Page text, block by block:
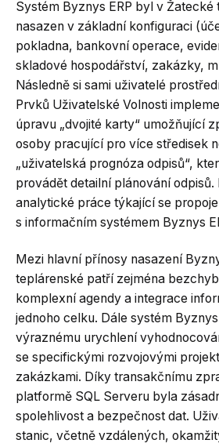
Systém Byznys ERP byl v Žatecké
nasazen v základní konfiguraci
pokladna, bankovní operace,
skladové hospodářství, zakázky,
Následně si sami uživatelé
Prvků Uživatelské Volnosti
úpravu „dvojité karty“ umožňující
osoby pracující pro více středisek
„uživatelská prognóza odpisů“,
provádět detailní plánování odpisů.
analytické práce týkající se
s informačním systémem Byznys
Mezi hlavní přínosy nasazení
teplárenské patří zejména
komplexní agendy a integrace
jednoho celku. Dále systém
výraznému urychlení
se specifickými rozvojovými
zakázkami. Díky transakčnímu
platformě SQL Serveru byla
spolehlivost a bezpečnost dat.
stanic, včetně vzdálených,